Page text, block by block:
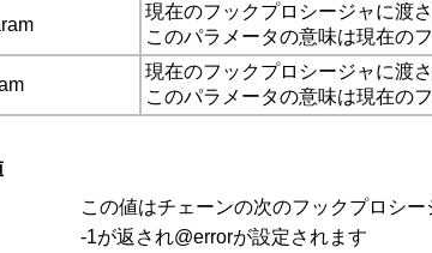
現在のフックプロシージャに渡
このパラメータの意味は現在の
現在のフックプロシージャに渡
このパラメータの意味は現在の
この値はチェーンの次のフックプロシ
-1が返され@errorが設定されます